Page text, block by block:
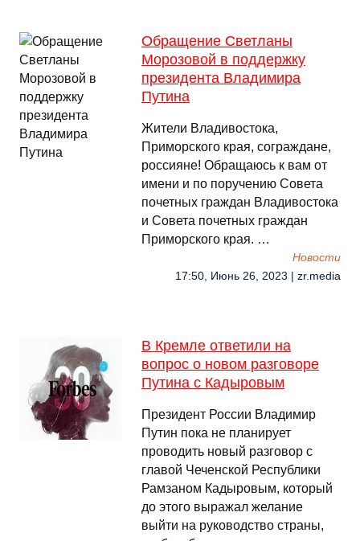
Обращение Светланы
Морозовой в поддержку
президента Владимира
Путина
Жители Владивостока,
Приморского края, сограждане,
россияне! Обращаюсь к вам от
имени и по поручению Совета
почетных граждан Владивостока
и Совета почетных граждан
Приморского края. …
Новости
17:50, Июнь 26, 2023 | zr.media
В Кремле ответили на
вопрос о новом разговоре
Путина с Кадыровым
Президент России Владимир
Путин пока не планирует
проводить новый разговор с
главой Чеченской Республики
Рамзаном Кадыровым, который
до этого выражал желание
выйти на руководство страны,